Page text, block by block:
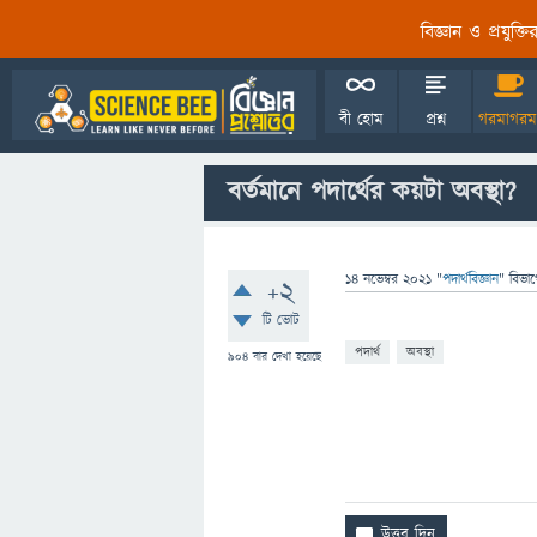
বিজ্ঞান ও
বী হোম প্রশ্ন
বর্তমানে পদার্থের কয়টা অবস্থা?
+2
টি ভোট
904 বার দেখা হয়েছে
14 নভেম্বর 2021 "পদার্থবিজ্ঞান"
পদার্থ অবস্থা